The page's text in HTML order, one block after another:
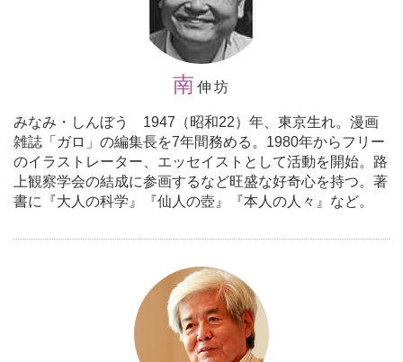
南 伸坊
みなみ・しんぼう 1947（昭和22）年、東京生れ。漫画
雑誌「ガロ」の編集長を7年間務める。1980年からフリー
のイラストレーター、エッセイストとして活動を開始。路
上観察学会の結成に参画するなど旺盛な好奇心を持つ。著
書に『大人の科学』『仙人の壺』『本人の人々』など。